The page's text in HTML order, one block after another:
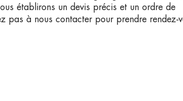
établirons un devis précis et un ordre de
pas à nous contacter pour prendre rendez-